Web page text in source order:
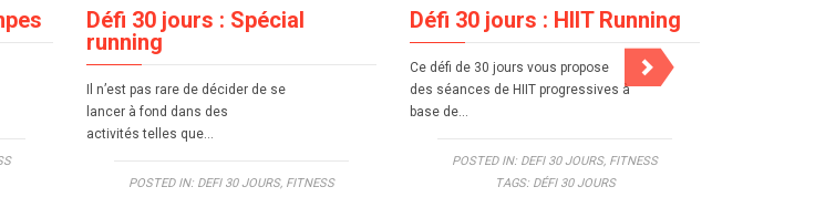
Défi 30 jours : Spécial
running
Il n’est pas rare de décider de se
lancer à fond dans des
activités telles que…
POSTED IN: DEFI 30 JOURS, FITNESS
Défi 30 jours : HIIT Running
Ce défi de 30 jours vous propose
des séances de HIIT progressives à
base de…
POSTED IN: DEFI 30 JOURS, FITNESS
TAGS: DÉFI 30 JOURS